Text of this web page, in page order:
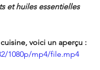
et huiles essentielles
voici un aperçu :
1080p/mp4/file.mp4